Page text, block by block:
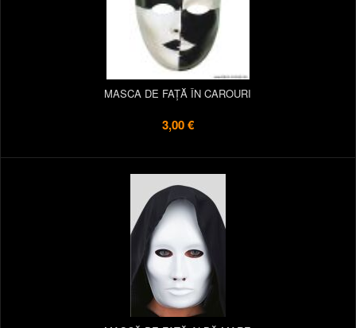
MASCA DE FAȚĂ ÎN CAROURI
3,00 €